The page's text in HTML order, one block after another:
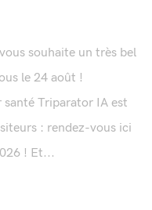
souhaite un très bel
le 24 août !
Triparator IA est
: rendez-vous ici
! Et...